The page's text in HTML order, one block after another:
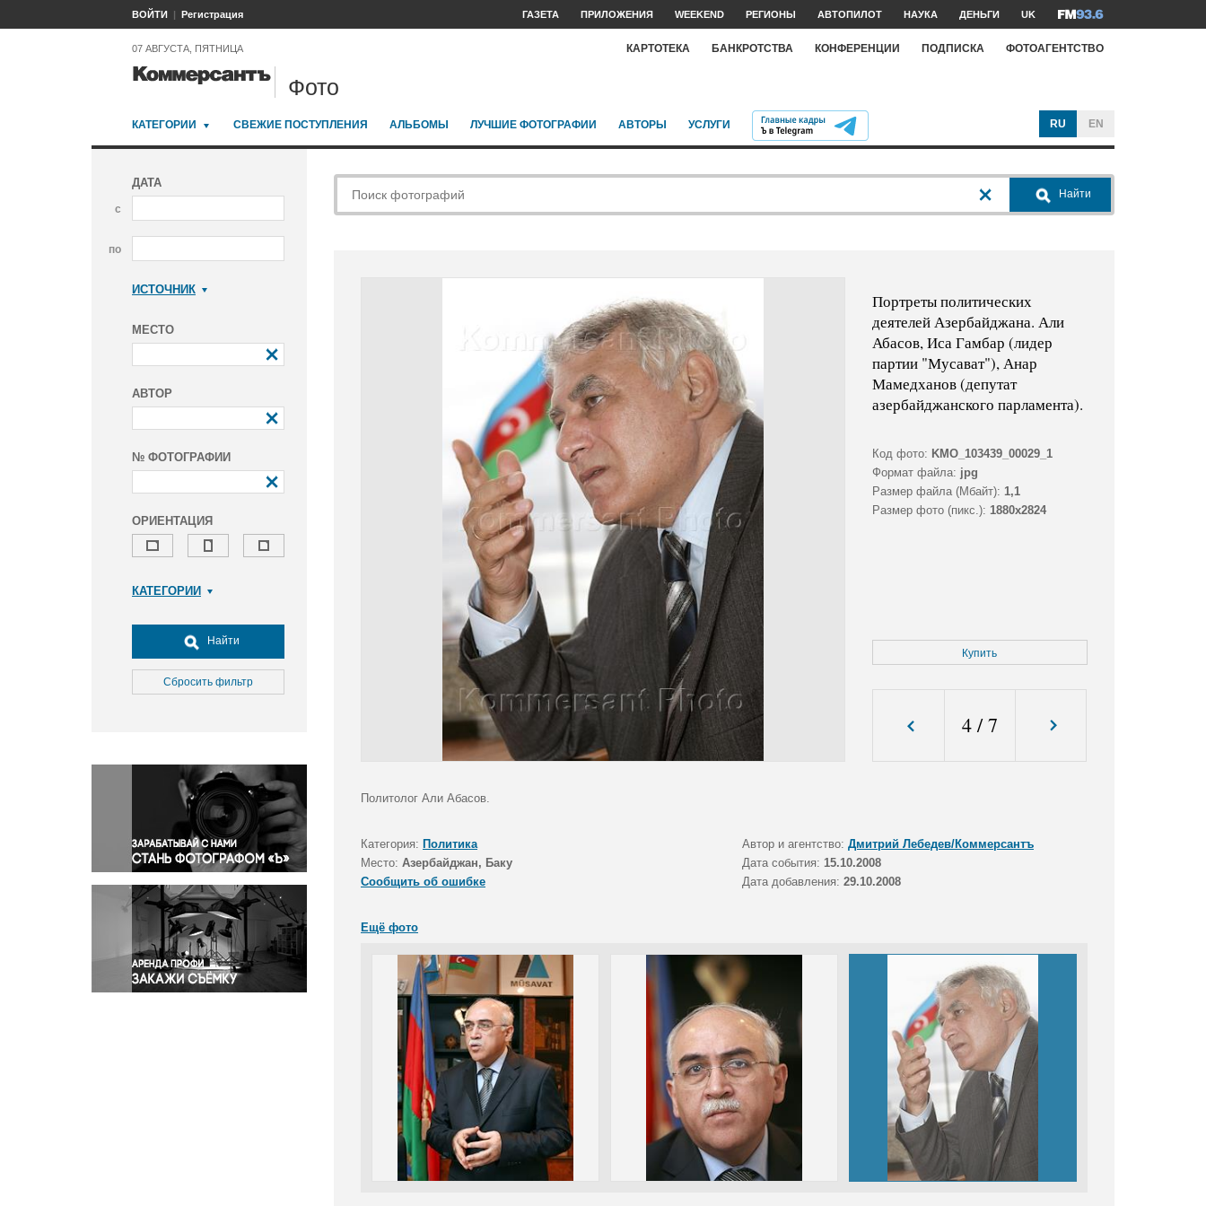
ВОЙТИ Регистрация ГАЗЕТА ПРИЛОЖЕНИЯ WEEKEND РЕГИОНЫ АВТОПИЛОТ НАУКА ДЕНЬГИ UK
07 АВГУСТА, ПЯТНИЦА КАРТОТЕКА БАНКРОТСТВА КОНФЕРЕНЦИИ ПОДПИСКА ФОТОАГЕНТСТВО
Фото
КАТЕГОРИИ СВЕЖИЕ ПОСТУПЛЕНИЯ АЛЬБОМЫ ЛУЧШИЕ ФОТОГРАФИИ АВТОРЫ УСЛУГИ RU EN
ДАТА
с
по
ИСТОЧНИК
МЕСТО
АВТОР
№ ФОТОГРАФИИ
ОРИЕНТАЦИЯ
КАТЕГОРИИ
Досуг, туризм и отдых
Культура
Медицина
Окружающая среда
Политика
Правосудие
Происшествия и конфликты
Религия
Светская жизнь
Спорт
Экология
Экономика и бизнес
Найти
Сбросить фильтр
Найти
Портреты политических
деятелей Азербайджана. Али
Абасов, Иса Гамбар (лидер
партии "Мусават"), Анар
Мамедханов (депутат
азербайджанского парламента).
Код фото: KMO_103439_00029_1
Формат файла: jpg
Размер файла (Мбайт): 1,1
Размер фото (пикс.): 1880x2824
Купить
4/7
Политолог Али Абасов.
Категория: Политика Автор и агентство: Дмитрий Лебедев/Коммерсантъ
Место: Азербайджан, Баку Дата события: 15.10.2008
Сообщить об ошибке
Дата добавления: 29.10.2008
Ещё фото